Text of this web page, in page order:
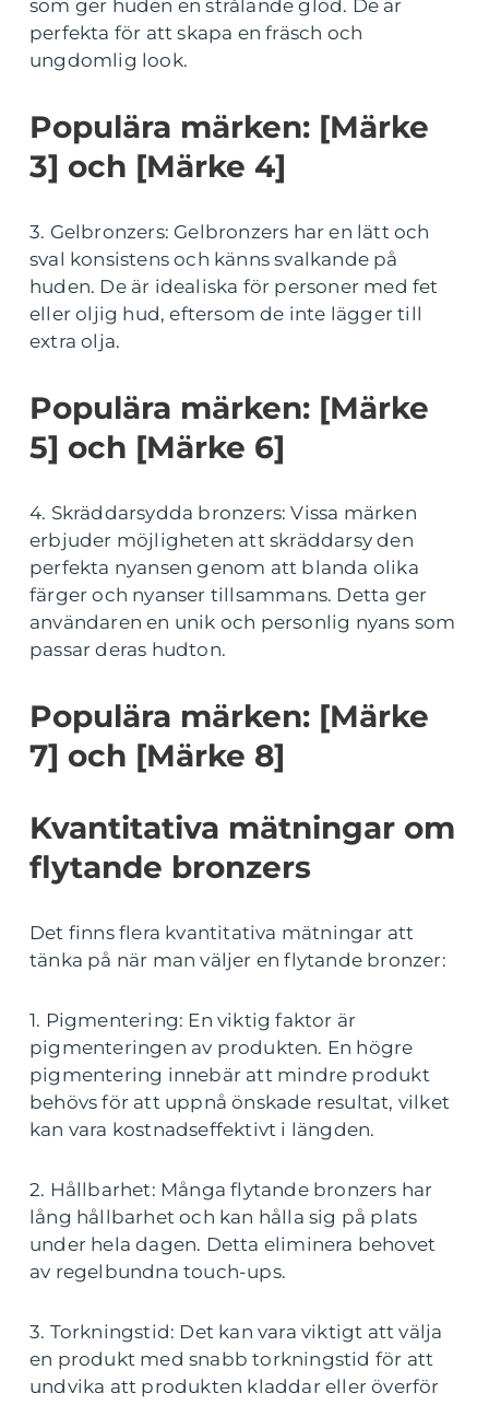
som ger huden en strålande glöd. De är
perfekta för att skapa en fräsch och
ungdomlig look.
Populära märken: [Märke
3] och [Märke 4]
3. Gelbronzers: Gelbronzers har en lätt och
sval konsistens och känns svalkande på
huden. De är idealiska för personer med fet
eller oljig hud, eftersom de inte lägger till
extra olja.
Populära märken: [Märke
5] och [Märke 6]
4. Skräddarsydda bronzers: Vissa märken
erbjuder möjligheten att skräddarsy den
perfekta nyansen genom att blanda olika
färger och nyanser tillsammans. Detta ger
användaren en unik och personlig nyans som
passar deras hudton.
Populära märken: [Märke
7] och [Märke 8]
Kvantitativa mätningar om
flytande bronzers
Det finns flera kvantitativa mätningar att
tänka på när man väljer en flytande bronzer:
1. Pigmentering: En viktig faktor är
pigmenteringen av produkten. En högre
pigmentering innebär att mindre produkt
behövs för att uppnå önskade resultat, vilket
kan vara kostnadseffektivt i längden.
2. Hållbarhet: Många flytande bronzers har
lång hållbarhet och kan hålla sig på plats
under hela dagen. Detta eliminera behovet
av regelbundna touch-ups.
3. Torkningstid: Det kan vara viktigt att välja
en produkt med snabb torkningstid för att
undvika att produkten kladdar eller överför